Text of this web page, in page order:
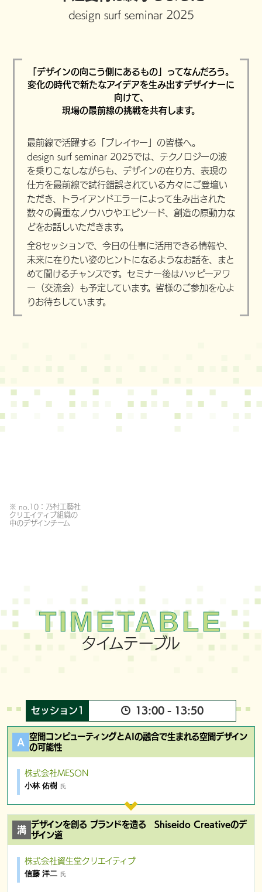
design surf seminar 2025
「デザインの向こう側にあるもの」ってなんだろう。
変化の時代で新たなアイデアを生み出すデザイナーに
向けて、
現場の最前線の挑戦を共有します。
最前線で活躍する「プレイヤー」の皆様へ。
design surf seminar 2025では、テクノロジーの波
を乗りこなしながらも、デザインの在り方、表現の
仕方を最前線で試行錯誤されている方々にご登壇い
ただき、トライアンドエラーによって生み出された
数々の貴重なノウハウやエピソード、創造の原動力な
どをお話しいただきます。
全8セッションで、今日の仕事に活用できる情報や、
未来に在りたい姿のヒントになるようなお話を、まと
めて聞けるチャンスです。セミナー後はハッピーアワ
ー（交流会）も予定しています。皆様のご参加を心よ
りお待ちしています。
※ no.10：乃村工藝社
クリエイティブ組織の
中のデザインチーム
タイムテーブル
セッション1 13:00 - 13:50
空間コンピューティングとAIの融合で生まれる空間デザイン
の可能性
株式会社MESON
小林 佑樹 氏
デザインを創る ブランドを造る Shiseido Creativeのデ
ザイン道
株式会社資生堂クリエイティブ
信藤 洋二 氏